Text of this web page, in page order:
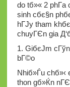
do tб»« 2 phГ­a
sinh cбє§n
hГЈy tham
chuyГЄn gia
1. GiбєЈm
bГ©o
Nhiб»Ѓu chб»‹
thon gб»Ќn